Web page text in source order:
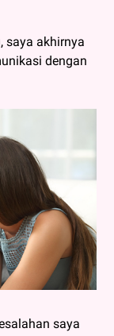
saya akhirnya
dengan
saya